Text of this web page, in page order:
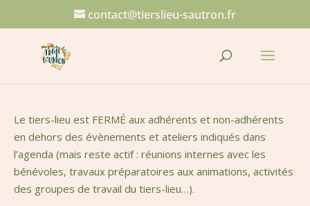
contact@tierslieu-sautron.fr
Le tiers-lieu est FERMÉ aux adhérents et non-adhérents
en dehors des évènements et ateliers indiqués dans
l’agenda (mais reste actif : réunions internes avec les
bénévoles, travaux préparatoires aux animations, activités
des groupes de travail du tiers-lieu…).